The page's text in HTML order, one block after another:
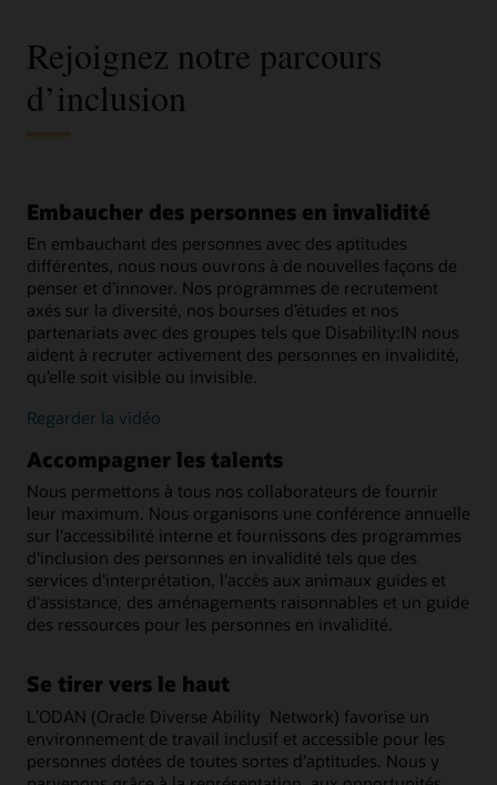
Rejoignez notre parcours
d’inclusion
Embaucher des personnes en invalidité
En embauchant des personnes avec des aptitudes
différentes, nous nous ouvrons à de nouvelles façons de
penser et d’innover. Nos programmes de recrutement
axés sur la diversité, nos bourses d’études et nos
partenariats avec des groupes tels que Disability:IN nous
aident à recruter activement des personnes en invalidité,
qu’elle soit visible ou invisible.
Regarder la vidéo
Accompagner les talents
Nous permettons à tous nos collaborateurs de fournir
leur maximum. Nous organisons une conférence annuelle
sur l'accessibilité interne et fournissons des programmes
d'inclusion des personnes en invalidité tels que des
services d'interprétation, l'accès aux animaux guides et
d'assistance, des aménagements raisonnables et un guide
des ressources pour les personnes en invalidité.
Se tirer vers le haut
L’ODAN (Oracle Diverse Ability Network) favorise un
environnement de travail inclusif et accessible pour les
personnes dotées de toutes sortes d’aptitudes. Nous y